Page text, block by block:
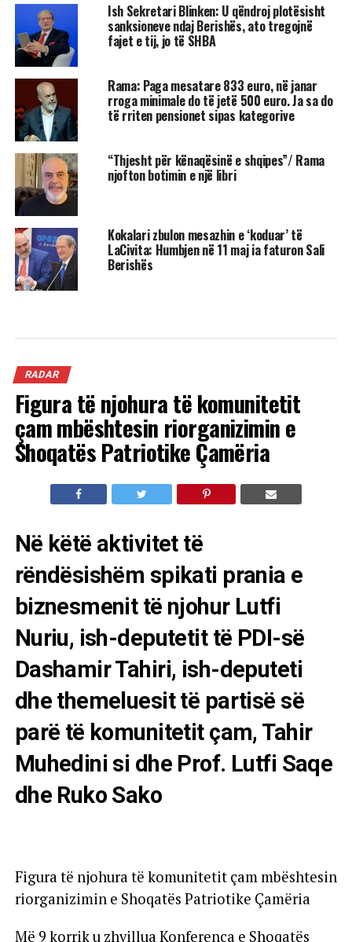
Ish Sekretari Blinken: U qëndroj plotësisht
sanksioneve ndaj Berishës, ato tregojnë
fajet e tij, jo të SHBA
Rama: Paga mesatare 833 euro, në janar
rroga minimale do të jetë 500 euro. Ja sa do
të rriten pensionet sipas kategorive
“Thjesht për kënaqësinë e shqipes”/ Rama
njofton botimin e një libri
Kokalari zbulon mesazhin e ‘koduar’ të
LaCivita: Humbjen në 11 maj ia faturon Sali
Berishës
RADAR
Figura të njohura të komunitetit
çam mbështesin riorganizimin e
Shoqatës Patriotike Çamëria
Në këtë aktivitet të
rëndësishëm spikati prania e
biznesmenit të njohur Lutfi
Nuriu, ish-deputetit të PDI-së
Dashamir Tahiri, ish-deputeti
dhe themeluesit të partisë së
parë të komunitetit çam, Tahir
Muhedini si dhe Prof. Lutfi Saqe
dhe Ruko Sako
Figura të njohura të komunitetit çam mbështesin
riorganizimin e Shoqatës Patriotike Çamëria
Më 9 korrik u zhvillua Konferenca e Shoqatës